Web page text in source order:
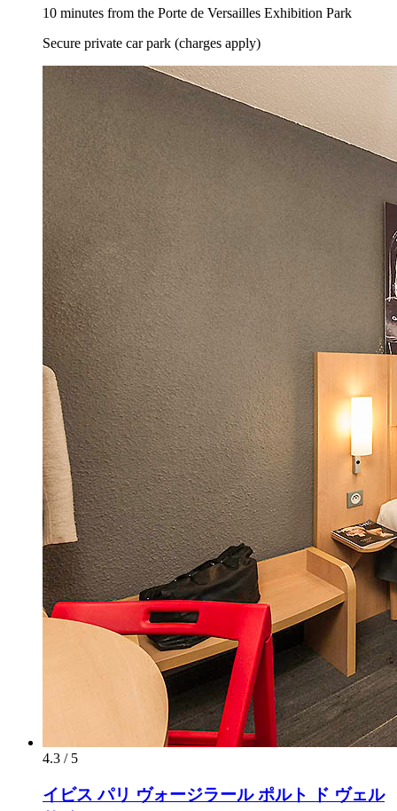
10 minutes from the Porte de Versailles Exhibition Park
Secure private car park (charges apply)
4.3 / 5
イビス パリ ヴォージラール ポルト ド ヴェル